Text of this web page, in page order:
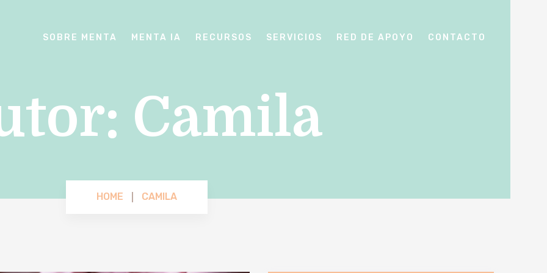
SOBRE MENTA MENTA IA RECURSOS SERVICIOS RED DE APOYO CONTACTO
Camila
HOME CAMILA